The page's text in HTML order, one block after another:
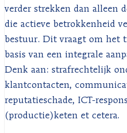
verder strekken dan alleen
die actieve betrokkenheid
bestuur. Dit vraagt om het
basis van een integrale
Denk aan: strafrechtelijk
klantcontacten,
reputatieschade, ICT-
(productie)keten et cetera.